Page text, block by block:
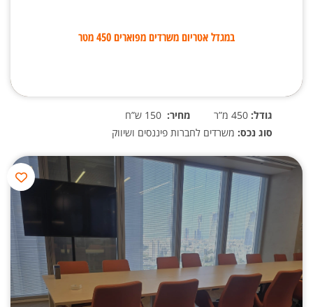
במגדל אטריום משרדים מפוארים 450 מטר
גודל: מחיר:
סוג נכס: משרדים לחברות פיננסים ושיווק